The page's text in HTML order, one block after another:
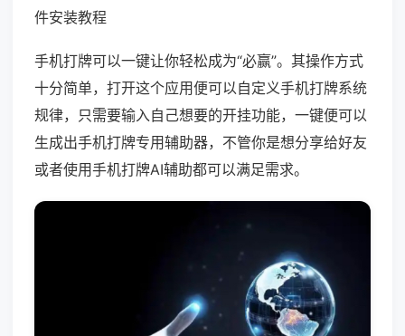
件安装教程
手机打牌可以一键让你轻松成为“必赢”。其操作方式
十分简单，打开这个应用便可以自定义手机打牌系统
规律，只需要输入自己想要的开挂功能，一键便可以
生成出手机打牌专用辅助器，不管你是想分享给好友
或者使用手机打牌AI辅助都可以满足需求。